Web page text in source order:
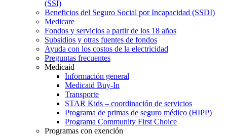
(SSI)
Beneficios del Seguro Social por Incapacidad (SSDI)
Medicare
Fondos y servicios a partir de los 18 años
Subsidios y otras fuentes de fondos
Ayuda con los costos de la electricidad
Preguntas frecuentes
Medicaid
Información general
Medicaid Buy-In
Transporte
STAR Kids – coordinación de servicios
Programa de primas de seguro médico (HIPP)
Programa Community First Choice
Programas con exención